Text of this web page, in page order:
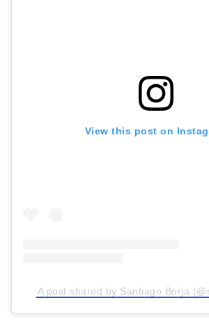
View this post on
A post shared by Santiago Borja